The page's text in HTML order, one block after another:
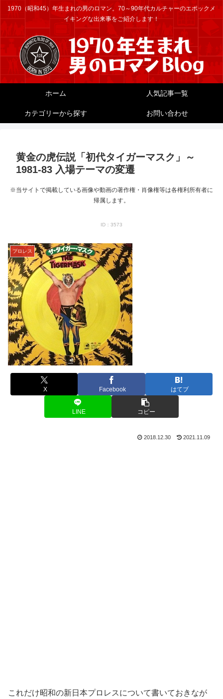
1970（昭和45）年生まれの男のロマン。70～90年代カルチャーのエポックメ
イキングな出来事をご紹介します！
ホーム 人気記事一覧
カテゴリーから探す お問い合わせ
黄金の虎伝説「初代タイガーマスク」～
1981-83 入場テーマの変遷
※当サイトで掲載している画像や動画の著作権・肖像権等は各権利所有者に
帰属します。
ID：3573
プロレス
X Facebook はてブ
LINE コピー
2018.12.30 2021.11.09
これだけ昭和の新日本プロレスについて書いておきなが